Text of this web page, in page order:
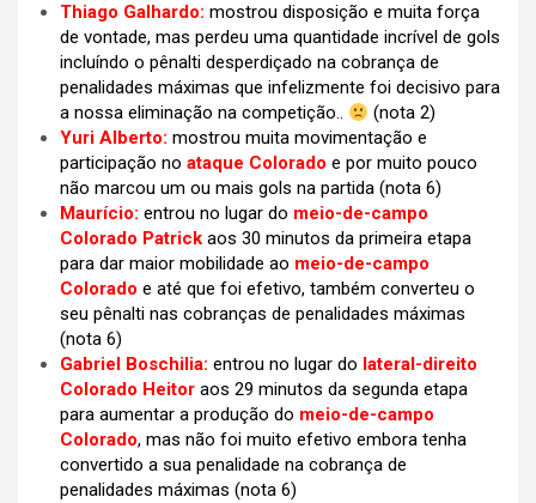
Thiago Galhardo: mostrou disposição e muita força
de vontade, mas perdeu uma quantidade incrível de gols
incluíndo o pênalti desperdiçado na cobrança de
penalidades máximas que infelizmente foi decisivo para
a nossa eliminação na competição..
(nota 2)
Yuri Alberto: mostrou muita movimentação e
participação no ataque Colorado e por muito pouco
não marcou um ou mais gols na partida (nota 6)
Maurício: entrou no lugar do meio-de-campo
Colorado Patrick aos 30 minutos da primeira etapa
para dar maior mobilidade ao meio-de-campo
Colorado e até que foi efetivo, também converteu o
seu pênalti nas cobranças de penalidades máximas
(nota 6)
Gabriel Boschilia: entrou no lugar do lateral-direito
Colorado Heitor aos 29 minutos da segunda etapa
para aumentar a produção do meio-de-campo
Colorado, mas não foi muito efetivo embora tenha
convertido a sua penalidade na cobrança de
penalidades máximas (nota 6)